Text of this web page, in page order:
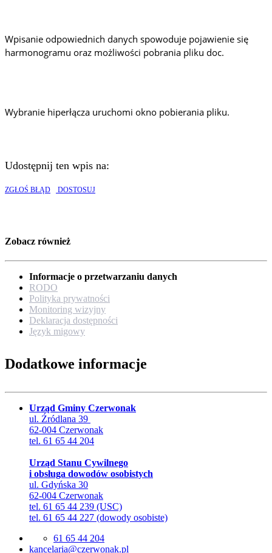
Wpisanie odpowiednich danych spowoduje pojawienie się
harmonogramu oraz możliwości pobrania pliku doc.
Wybranie hiperłącza uruchomi okno pobierania pliku.
Udostępnij ten wpis na:
ZGŁOŚ BŁĄD DOSTOSUJ
Zobacz również
Informacje o przetwarzaniu danych
RODO
Polityka prywatności
Monitoring wizyjny
Deklaracja dostępności
Język migowy
Dodatkowe informacje
Urząd Gminy Czerwonak
ul. Źródlana 39
62-004 Czerwonak
tel. 61 65 44 204
Urząd Stanu Cywilnego
i obsługa dowodów osobistych
ul. Gdyńska 30
62-004 Czerwonak
tel. 61 65 44 239 (USC)
tel. 61 65 44 227 (dowody osobiste)
61 65 44 204
lp.kanowrezc@airalecnak